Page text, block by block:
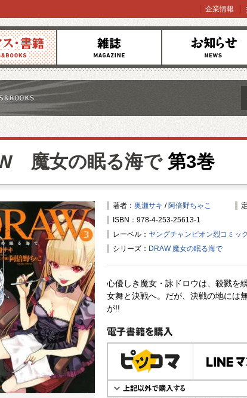
雑誌 お知らせ
企業情報
魔女の眠る海で第3巻
著者： 奥瀬サキ / 阿倍野ちゃこ
ISBN：978-4-253-25613-1
レーベル： ヤングチャンピオン烈コミッ
シリーズ： DRAW 魔女の眠る海で
心優しき魔女・詠ドロウは、殺戮を
女舞と決戦へ。だが、決戦の地には
が!!
電子書籍で購入